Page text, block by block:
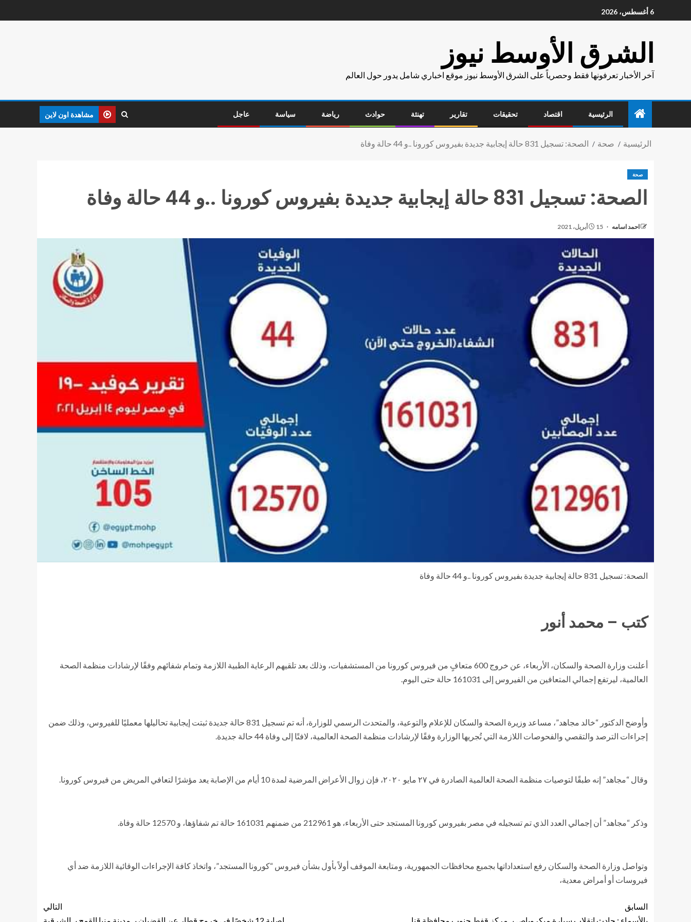
6 أغسطس، 2026
الشرق الأوسط نيوز
آخر الأخبار تعرفونها فقط وحصرياً على الشرق الأوسط نيوز موقع اخباري شامل يدور حول العالم
الرئيسية اقتصاد تحقيقات تقارير تهنئة حوادث رياضة سياسة عاجل مشاهدة اون لاين
الرئيسية صحة الصحة: تسجيل 831 حالة إيجابية جديدة بفيروس كورونا ..و 44 حالة وفاة
صحة
الصحة: تسجيل 831 حالة إيجابية جديدة بفيروس كورونا ..و 44 حالة وفاة
احمد اسامه 15 أبريل، 2021
الصحة: تسجيل 831 حالة إيجابية جديدة بفيروس كورونا ..و 44 حالة وفاة
كتب – محمد أنور
أعلنت وزارة الصحة والسكان، الأربعاء، عن خروج 600 متعافٍ من فيروس كورونا من المستشفيات، وذلك بعد تلقيهم الرعاية الطبية اللازمة وتمام شفائهم وفقًا لإرشادات منظمة الصحة
العالمية، ليرتفع إجمالي المتعافين من الفيروس إلى 161031 حالة حتى اليوم.
وأوضح الدكتور “خالد مجاهد”، مساعد وزيرة الصحة والسكان للإعلام والتوعية، والمتحدث الرسمي للوزارة، أنه تم تسجيل 831 حالة جديدة ثبتت إيجابية تحاليلها معمليًا للفيروس، وذلك ضمن
إجراءات الترصد والتقصي والفحوصات اللازمة التي تُجريها الوزارة وفقًا لإرشادات منظمة الصحة العالمية، لافتًا إلى وفاة 44 حالة جديدة.
وقال “مجاهد” إنه طبقًا لتوصيات منظمة الصحة العالمية الصادرة في ٢٧ مايو ٢٠٢٠، فإن زوال الأعراض المرضية لمدة 10 أيام من الإصابة يعد مؤشرًا لتعافي المريض من فيروس كورونا.
وذكر “مجاهد” أن إجمالي العدد الذي تم تسجيله في مصر بفيروس كورونا المستجد حتى الأربعاء، هو 212961 من ضمنهم 161031 حالة تم شفاؤها، و 12570 حالة وفاة.
وتواصل وزارة الصحة والسكان رفع استعداداتها بجميع محافظات الجمهورية، ومتابعة الموقف أولاً بأول بشأن فيروس “كورونا المستجد”، واتخاذ كافة الإجراءات الوقائية اللازمة ضد أي
فيروسات أو أمراض معدية،
السابق
التالي